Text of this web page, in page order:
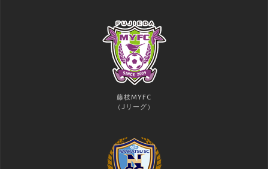
藤枝MYFC
（Jリーグ）